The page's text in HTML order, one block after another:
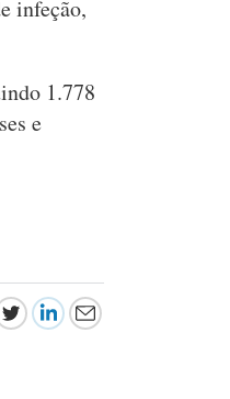
infeção,
1.778
e